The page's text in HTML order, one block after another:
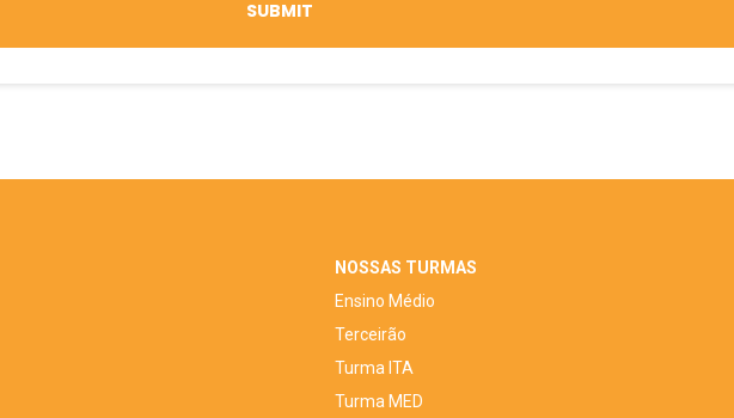
NOSSAS TURMAS
Ensino Médio
Terceirão
Turma ITA
Turma MED